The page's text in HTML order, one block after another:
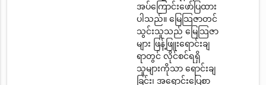
အပ်ကြောင်းဖော်ပြထား
ပါသည်။ မြေသြဇာတင်
သွင်းသူသည် မြေသြဇာ
များ ဖြန့်ဖြူးရောင်းချ
ရာတွင် လိုင်စင်ရရှိ
သူများကိုသာ ရောင်းချ
ခြင်း၊ အရောင်းပြေစာ